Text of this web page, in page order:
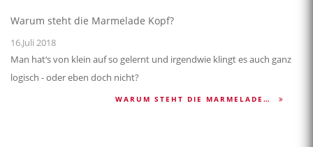
Warum steht die Marmelade Kopf?
16.Juli 2018
Man hat‘s von klein auf so gelernt und irgendwie klingt es auch ganz
logisch - oder eben doch nicht?
WARUM STEHT DIE MARMELADE…